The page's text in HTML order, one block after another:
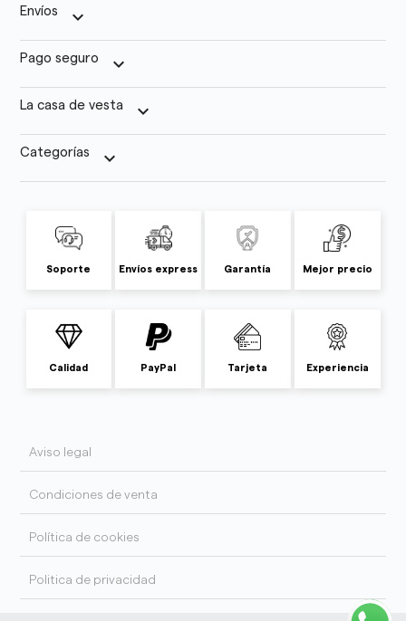
Envíos keyboard_arrow_down
Pago seguro keyboard_arrow_down
La casa de vesta keyboard_arrow_down
Categorías keyboard_arrow_down
Soporte Envíos express Garantía Mejor precio
Calidad PayPal Tarjeta Experiencia
Aviso legal
Condiciones de venta
Política de cookies
Politica de privacidad